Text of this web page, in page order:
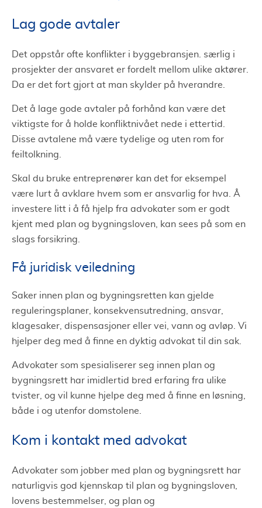
Lag gode avtaler
Det oppstår ofte konflikter i byggebransjen. særlig i
prosjekter der ansvaret er fordelt mellom ulike aktører.
Da er det fort gjort at man skylder på hverandre.
Det å lage gode avtaler på forhånd kan være det
viktigste for å holde konfliktnivået nede i ettertid.
Disse avtalene må være tydelige og uten rom for
feiltolkning.
Skal du bruke entreprenører kan det for eksempel
være lurt å avklare hvem som er ansvarlig for hva. Å
investere litt i å få hjelp fra advokater som er godt
kjent med plan og bygningsloven, kan sees på som en
slags forsikring.
Få juridisk veiledning
Saker innen plan og bygningsretten kan gjelde
reguleringsplaner, konsekvensutredning, ansvar,
klagesaker, dispensasjoner eller vei, vann og avløp. Vi
hjelper deg med å finne en dyktig advokat til din sak.
Advokater som spesialiserer seg innen plan og
bygningsrett har imidlertid bred erfaring fra ulike
tvister, og vil kunne hjelpe deg med å finne en løsning,
både i og utenfor domstolene.
Kom i kontakt med advokat
Advokater som jobber med plan og bygningsrett har
naturligvis god kjennskap til plan og bygningsloven,
lovens bestemmelser, og plan og